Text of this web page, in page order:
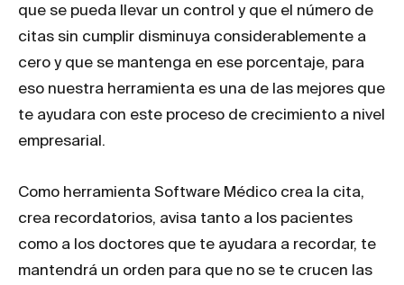
que se pueda llevar un control y que el número de
citas sin cumplir disminuya considerablemente a
cero y que se mantenga en ese porcentaje, para
eso nuestra herramienta es una de las mejores que
te ayudara con este proceso de crecimiento a nivel
empresarial.
Como herramienta Software Médico crea la cita,
crea recordatorios, avisa tanto a los pacientes
como a los doctores que te ayudara a recordar, te
mantendrá un orden para que no se te crucen las